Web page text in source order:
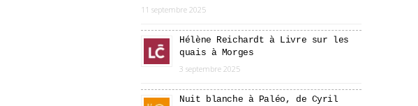
11 septembre 2025
Hélène Reichardt à Livre sur les
quais à Morges
3 septembre 2025
Nuit blanche à Paléo, de Cyril